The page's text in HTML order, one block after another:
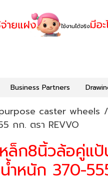
Business Partners
caster wheels
กก. ตรา REVVO
ล็ก8นิ้วล้อคู่
ำหนัก 370-